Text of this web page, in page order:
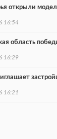
открыли
16:54
область
16:29
16:21